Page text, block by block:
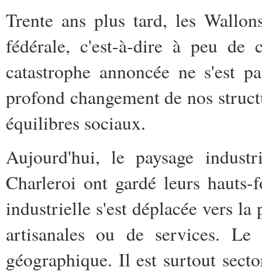
Trente ans plus tard, les
fédérale, c'est-à-dire à peu de
catastrophe annoncée ne s'est
profond changement de nos
équilibres sociaux.
Aujourd'hui, le paysage
Charleroi ont gardé leurs
industrielle s'est déplacée vers
artisanales ou de services.
géographique. Il est surtout